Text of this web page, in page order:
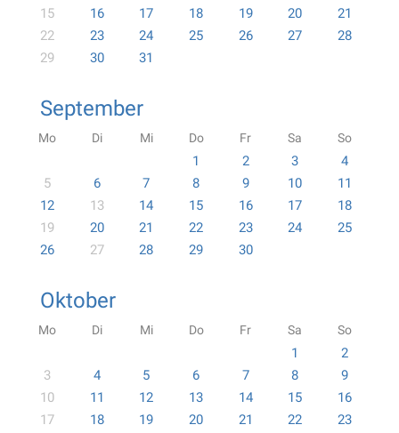
15
16 17 18 19 20
21
22
23 24 25 26 27
28
29
30 31
September
Mo Di Mi Do Fr Sa So
1 2 3
4
5
6 7 8 9 10
11
12
13 14 15 16 17
18
19
20 21 22 23 24
25
26
27 28 29 30
Oktober
Mo Di Mi Do Fr Sa So
1
2
3
4 5 6 7 8
9
10
11 12 13 14 15
16
17
18 19 20 21 22
23